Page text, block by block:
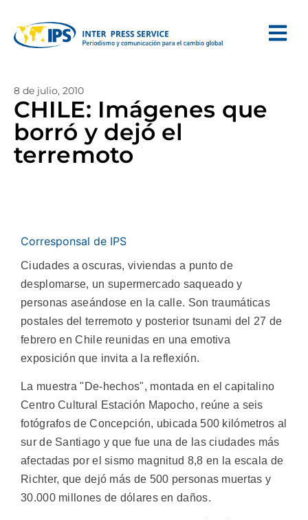
8 de julio, 2010
CHILE: Imágenes que
borró y dejó el
terremoto
Corresponsal de IPS
Ciudades a oscuras, viviendas a punto de
desplomarse, un supermercado saqueado y
personas aseándose en la calle. Son traumáticas
postales del terremoto y posterior tsunami del 27 de
febrero en Chile reunidas en una emotiva
exposición que invita a la reflexión.
La muestra "De-hechos", montada en el capitalino
Centro Cultural Estación Mapocho, reúne a seis
fotógrafos de Concepción, ubicada 500 kilómetros al
sur de Santiago y que fue una de las ciudades más
afectadas por el sismo magnitud 8,8 en la escala de
Richter, que dejó más de 500 personas muertas y
30.000 millones de dólares en daños.